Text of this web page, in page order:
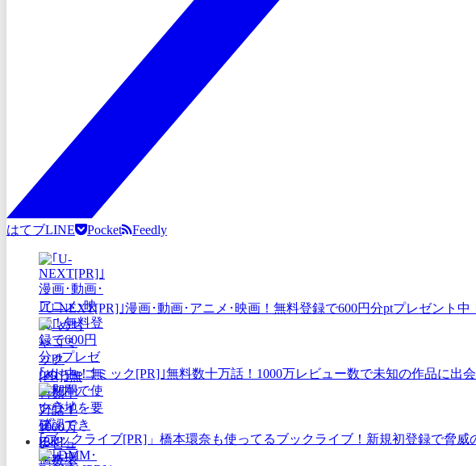
はてブLINE Pocket Feedly
｢U-NEXT[PR]｣漫画･動画･アニメ･映画！無料登録で600円分ptプレゼント
｢めちゃコミック[PR]｣無料数十万話！1000万レビュー数で未知の作品に出
｢ブックライブ[PR]」橋本環奈も使ってるブックライブ！新規初登録で脅